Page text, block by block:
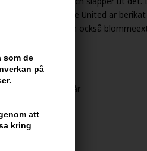
som de
på
att
kring
Redken One United är
från insidan men också
United
handdukstorkat hår